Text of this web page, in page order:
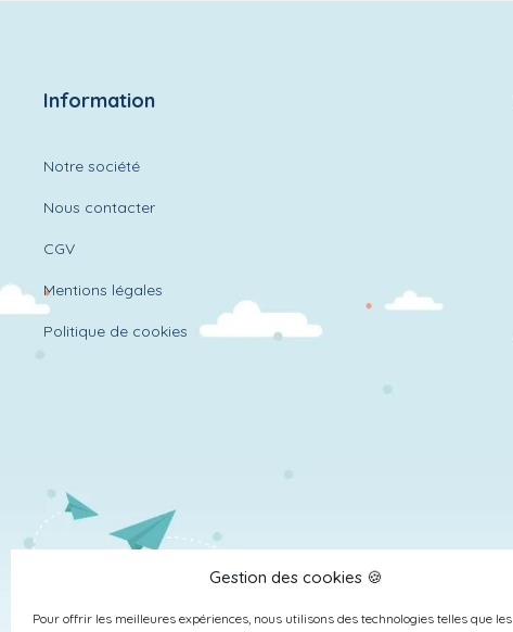
Gestion des cookies 🍪
Pour offrir les meilleures expériences, nous utilisons des technologies telles que les
Information
Notre société
Nous contacter
CGV
Mentions légales
Politique de cookies